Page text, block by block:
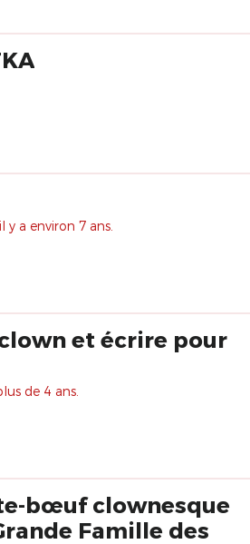
y a environ 7 ans.
et écrire pour
de 4 ans.
bœuf clownesque
Famille des